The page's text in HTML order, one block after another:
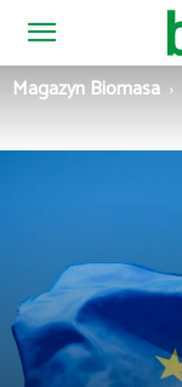
Magazyn
Magazyn Biomasa